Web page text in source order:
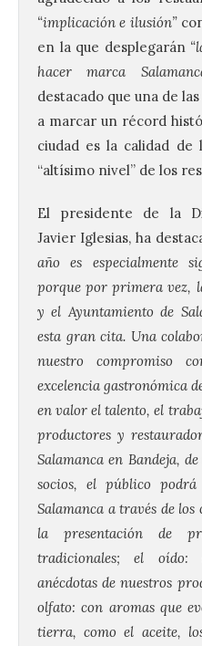
“implicación e ilusión”
en la que desplegarán
hacer marca
destacado que una de
a marcar un récord
ciudad es la calidad de
“altísimo nivel” de los
El presidente de la
Javier Iglesias, ha
año es especialmente
porque por primera vez,
y el Ayuntamiento de
esta gran cita. Una
nuestro compromiso
excelencia gastronómica
en valor el talento, el
productores y
Salamanca en Bandeja,
socios, el público
Salamanca a través de
la presentación de
tradicionales; el
anécdotas de nuestros
olfato: con aromas que
tierra, como el aceite,